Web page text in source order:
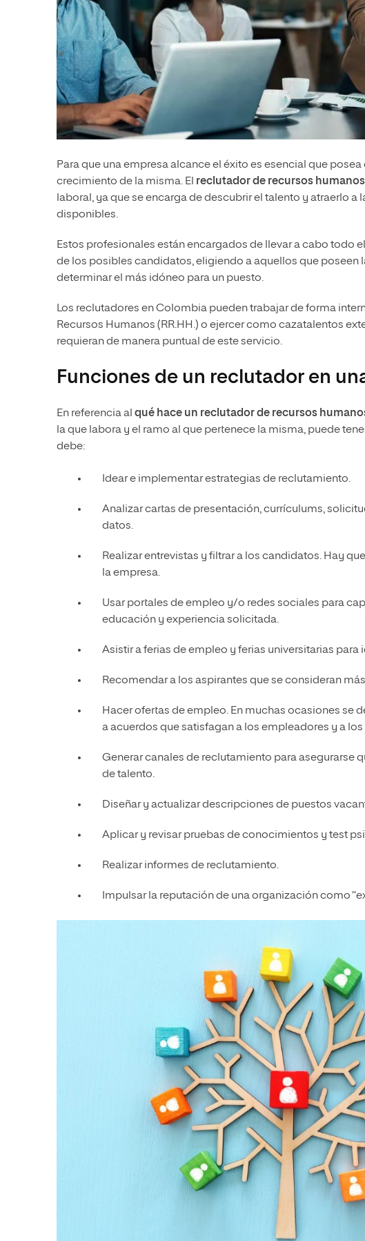
Para que una empresa alcance el éxito es esencial que
crecimiento de la misma. El reclutador de recursos humanos
laboral, ya que se encarga de descubrir el talento y atraerlo
disponibles.
Estos profesionales están encargados de llevar a cabo todo
de los posibles candidatos, eligiendo a aquellos que
determinar el más idóneo para un puesto.
Los reclutadores en Colombia pueden trabajar de forma
Recursos Humanos (RR.HH.) o ejercer como cazatalentos
requieran de manera puntual de este servicio.
Funciones de un reclutador en
En referencia al qué hace un reclutador de recursos
la que labora y el ramo al que pertenece la misma, puede
debe:
Idear e implementar estrategias de reclutamiento.
Analizar cartas de presentación, currículums,
datos.
Realizar entrevistas y filtrar a los candidatos. Hay
la empresa.
Usar portales de empleo y/o redes sociales para
educación y experiencia solicitada.
Asistir a ferias de empleo y ferias universitarias
Recomendar a los aspirantes que se consideran
Hacer ofertas de empleo. En muchas ocasiones se
a acuerdos que satisfagan a los empleadores y a
Generar canales de reclutamiento para asegurarse
de talento.
Diseñar y actualizar descripciones de puestos
Aplicar y revisar pruebas de conocimientos y test
Realizar informes de reclutamiento.
Impulsar la reputación de una organización como